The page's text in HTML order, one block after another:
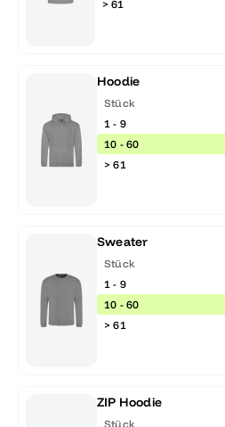
> 61
Hoodie
Stück
1 - 9
10 - 60
> 61
Sweater
Stück
1 - 9
10 - 60
> 61
ZIP Hoodie
Stück